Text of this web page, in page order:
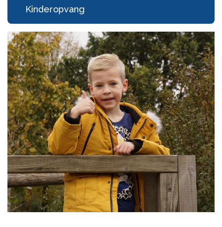
Kinderopvang